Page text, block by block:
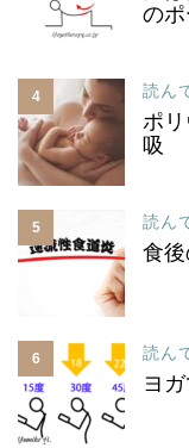
の
4 読ん
ポ
吸
5 読ん
食
6 読ん
ヨ